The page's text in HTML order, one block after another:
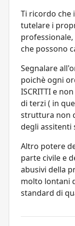
Ti ricordo che
tutelare i
che possono
Segnalare
poichè ogni
ISCRITTI e
di terzi ( in
struttura non
degli assitenti
Altro potere
parte civile e
abusivi della
molto lontani
standard di